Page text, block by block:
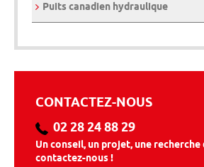
Puits canadien hydraulique
CONTACTEZ-NOUS
02 28 24 88 29
Un conseil, un projet, une
contactez-nous !